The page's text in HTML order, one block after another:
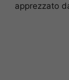
apprezzato